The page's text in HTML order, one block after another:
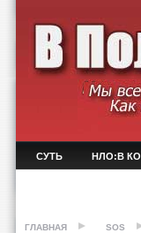
СУТЬ НЛО:В
ГЛАВНАЯ SOS